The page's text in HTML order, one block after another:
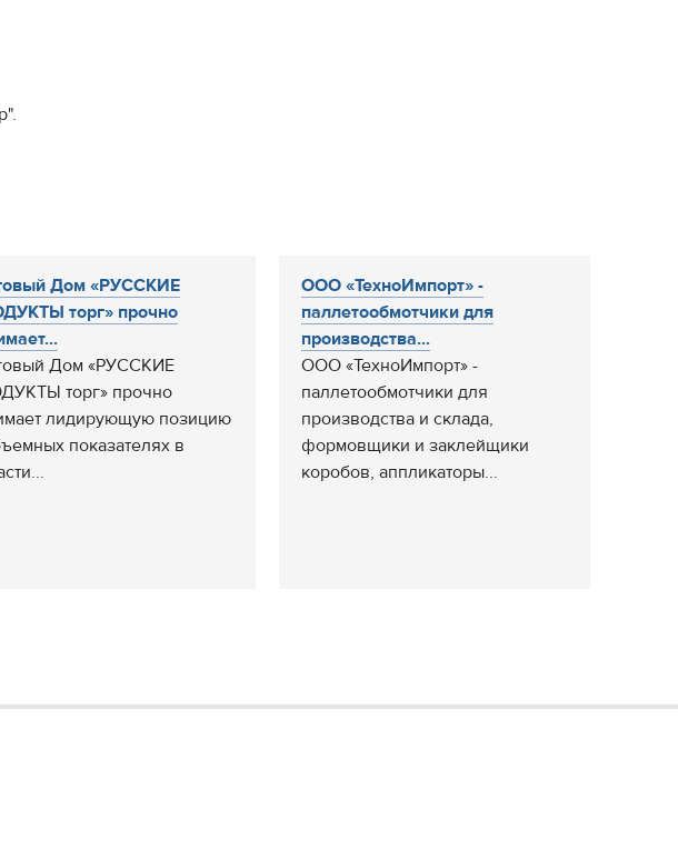
Дом «РУССКИЕ
торг» прочно
Дом «РУССКИЕ
торг» прочно
лидирующую позицию
показателях в
ООО «ТехноИмпорт» -
паллетообмотчики для
производства...
ООО «ТехноИмпорт» -
паллетообмотчики для
производства и склада,
формовщики и заклейщики
коробов, аппликаторы...